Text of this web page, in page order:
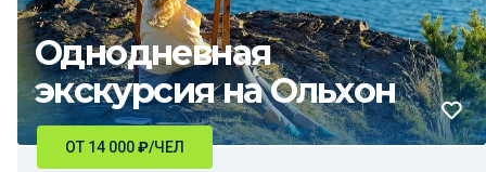
Однодневная
экскурсия на Ольхон
ОТ 14 000₽/ЧЕЛ